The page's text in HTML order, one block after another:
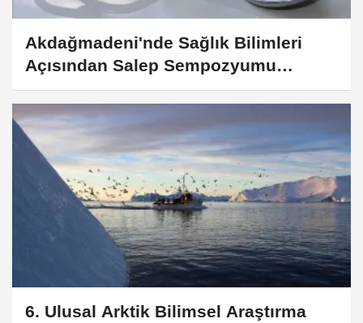
Akdağmadeni'nde Sağlık Bilimleri
Açısından Salep Sempozyumu
düzenlendi
6. Ulusal Arktik Bilimsel Araştırma